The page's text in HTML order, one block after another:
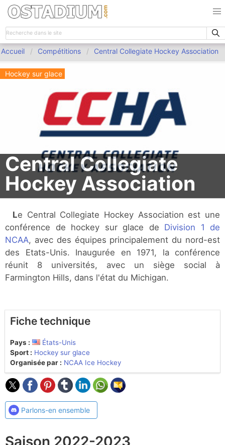
Accueil Compétitions Central Collegiate Hockey Association
Hockey sur glace
Central Collegiate
Hockey Association
Le Central Collegiate Hockey Association est une
conférence de hockey sur glace de Division 1 de
NCAA, avec des équipes principalement du nord-est
des Etats-Unis. Inaugurée en 1971, la conférence
réunit 8 universités, avec un siège social à
Farmington Hills, dans l'état du Michigan.
Fiche technique
Pays :
États-Unis
Sport : Hockey sur glace
Organisée par : NCAA Ice Hockey
Parlons-en ensemble
Saison 2022-2023